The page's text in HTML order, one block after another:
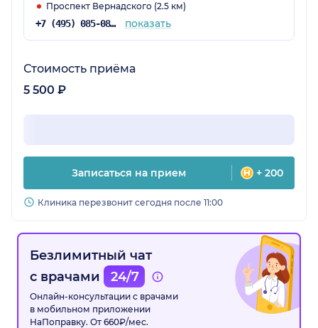
Проспект Вернадского (2.5 км)
+7 (495) 085-08-58 показать
Стоимость приёма
5 500 ₽
Записаться на прием + 200
Клиника перезвонит сегодня после 11:00
Безлимитный чат
с врачами
24/7
Онлайн-консультации с врачами
в мобильном приложении
НаПоправку. От 660₽/мес.